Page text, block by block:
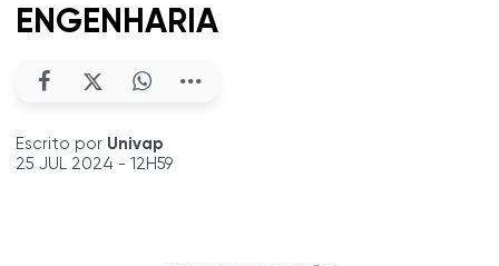
ENGENHARIA
Escrito por Univap
25 JUL 2024 - 12H59